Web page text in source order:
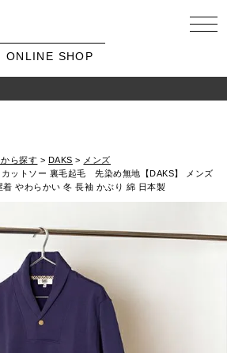
ONLINE SHOP
ら探す DAKS
メンズ
ットソー 裏毛起毛 先染め無地【DAKS】 メンズ
やわらかい 冬 長袖 かぶり 綿 日本製